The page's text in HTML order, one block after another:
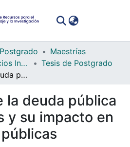
Maestrías
Maestría en Negocios Internacionales para Latinoamérica (Global MBA)
Tesis de Postgrado
Evolución de la deuda pública de Honduras y su impacto en las finanzas públicas
la deuda pública
y su impacto en